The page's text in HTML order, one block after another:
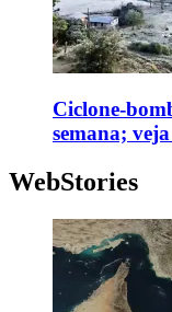
Ciclone-
semana;
WebStories